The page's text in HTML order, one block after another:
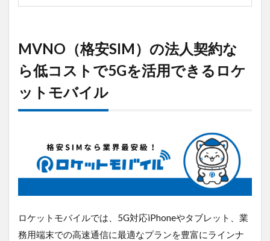
MVNO（格安SIM）の法人契約な
ら低コストで5Gを活用できるロケ
ットモバイル
ロケットモバイルでは、5G対応iPhoneやタブレット、業
務用端末での高速通信に最適なプランを豊富にラインナ